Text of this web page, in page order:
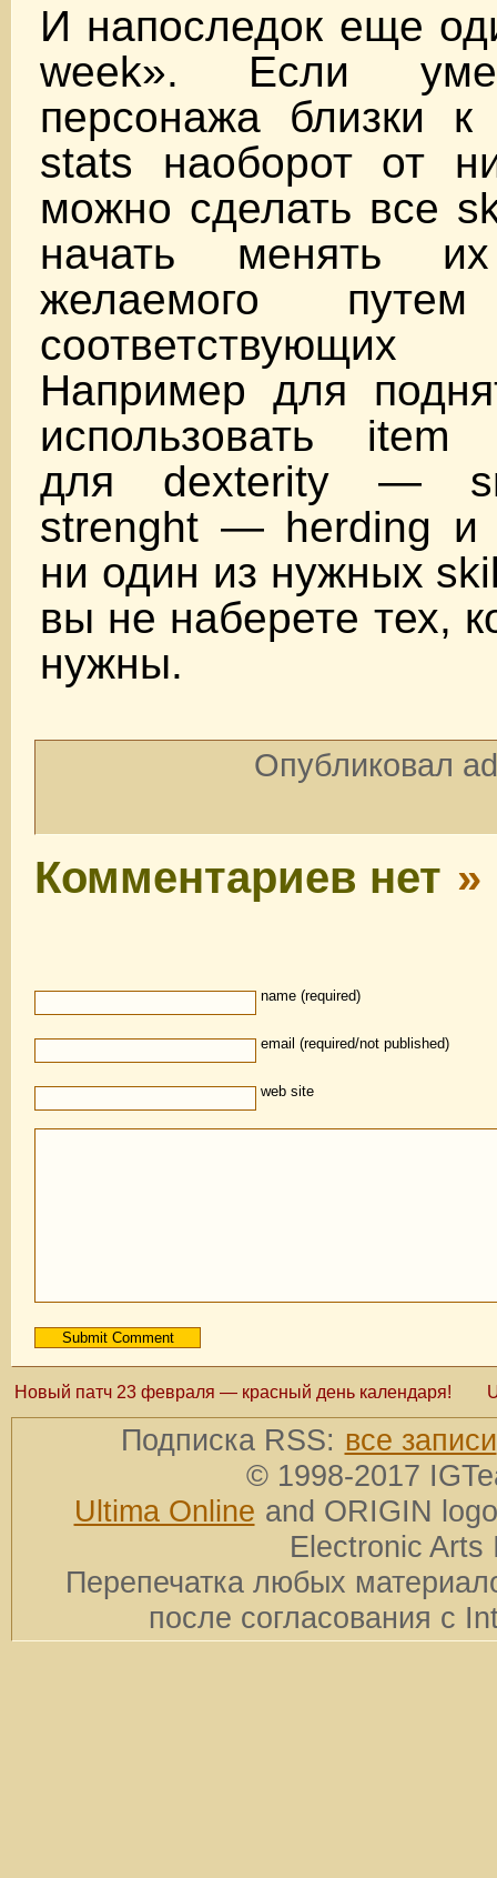
И напоследок еще
week». Если
персонажа близки
stats наоборот от
можно сделать все
начать менять
желаемого путем
Например для
использовать item
для dexterity —
strenght — herding и
ни один из нужных
вы не наберете тех,
нужны.
Опубликовал
Комментариев нет »
name (required)
email (required/not published)
web site
Новый патч 23 февраля — красный день календаря!
Подписка RSS: все записи
© 1998-2017
Ultima Online and ORIGIN
Electronic Arts
Перепечатка любых
после согласования с